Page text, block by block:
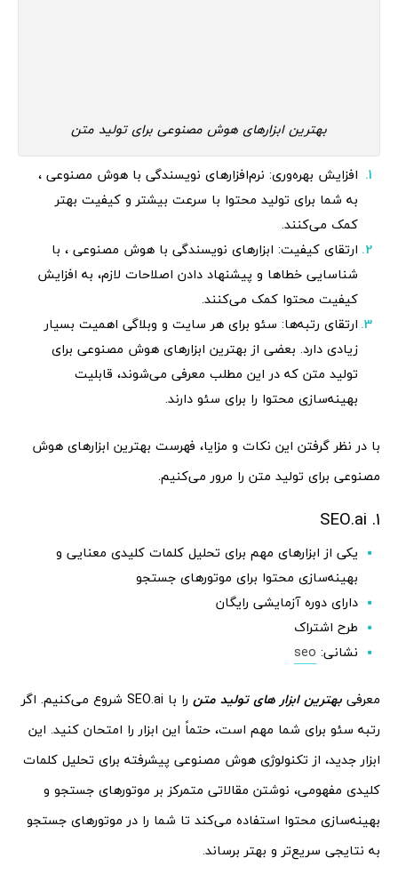
بهترین ابزارهای هوش مصنوعی برای تولید متن
افزایش بهره‌وری: نرم‌افزارهای نویسندگی با هوش مصنوعی ،
به شما برای تولید محتوا با سرعت بیشتر و کیفیت بهتر
کمک می‌کنند.
ارتقای کیفیت: ابزارهای نویسندگی با هوش مصنوعی ، با
شناسایی خطاها و پیشنهاد دادن اصلاحات لازم، به افزایش
کیفیت محتوا کمک می‌کنند.
ارتقای رتبه‌ها: سئو برای هر سایت و وبلاگی اهمیت بسیار
زیادی دارد. بعضی از بهترین ابزارهای هوش مصنوعی برای
تولید متن که در این مطلب معرفی می‌شوند، قابلیت
بهینه‌سازی محتوا را برای سئو دارند.
با در نظر گرفتن این نکات و مزایا، فهرست بهترین ابزارهای هوش
مصنوعی برای تولید متن را مرور می‌کنیم.‍
1. SEO.ai
یکی از ابزارهای مهم برای تحلیل کلمات کلیدی معنایی و
بهینه‌سازی محتوا برای موتورهای جستجو
دارای دوره آزمایشی رایگان
طرح اشتراک
نشانی: seo
معرفی بهترین ابزار های تولید متن
را با SEO.ai شروع می‌کنیم. اگر
رتبه سئو برای شما مهم است، حتماً این ابزار را امتحان کنید. این
ابزار جدید، از تکنولوژی هوش مصنوعی پیشرفته برای تحلیل کلمات
کلیدی مفهومی، نوشتن مقالاتی متمرکز بر موتورهای جستجو و
بهینه‌سازی محتوا استفاده می‌کند تا شما را در موتورهای جستجو
به نتایجی سریع‌تر و بهتر برساند.